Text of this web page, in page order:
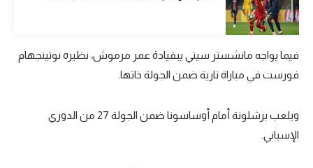
ميركاتو
تقرير في الجول
حكايات في الجول
فيما يواجه مانشستر سيتي يبقيادة عمر مرموش، نظيره نوتينجهام
فورست في مباراة نارية ضمن الجولة ذاتها.
ويلعب برشلونة أمام أوساسونا ضمن الجولة 27 من الدوري
الإسباني.